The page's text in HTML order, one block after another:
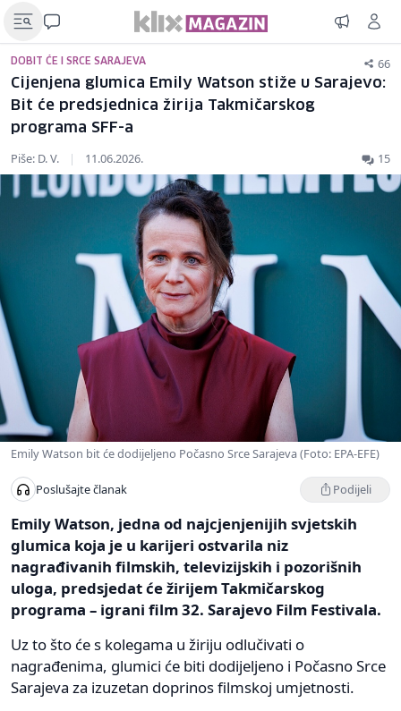
DOBIT ĆE I SRCE SARAJEVA 66
Cijenjena glumica Emily Watson stiže u Sarajevo:
Bit će predsjednica žirija Takmičarskog
programa SFF-a
Piše: D. V. | 11.06.2026. 15
Emily Watson bit će dodijeljeno Počasno Srce Sarajeva (Foto: EPA-EFE)
Poslušajte članak Podijeli
Emily Watson, jedna od najcjenjenijih svjetskih
glumica koja je u karijeri ostvarila niz
nagrađivanih filmskih, televizijskih i pozorišnih
uloga, predsjedat će žirijem Takmičarskog
programa – igrani film 32. Sarajevo Film Festivala.
Uz to što će s kolegama u žiriju odlučivati o
nagrađenima, glumici će biti dodijeljeno i Počasno Srce
Sarajeva za izuzetan doprinos filmskoj umjetnosti.